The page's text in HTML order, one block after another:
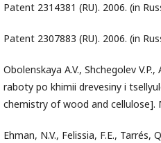
Patent 2314381 (RU). 2006. (in
Patent 2307883 (RU). 2006. (in
Obolenskaya A.V., Shchegolev
raboty po khimii drevesiny i
chemistry of wood and cellulose].
Ehman, N.V., Felissia, F.E., Tarrés,